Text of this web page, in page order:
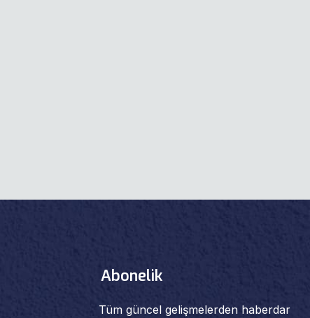
Abonelik
Tüm güncel gelişmelerden haberdar